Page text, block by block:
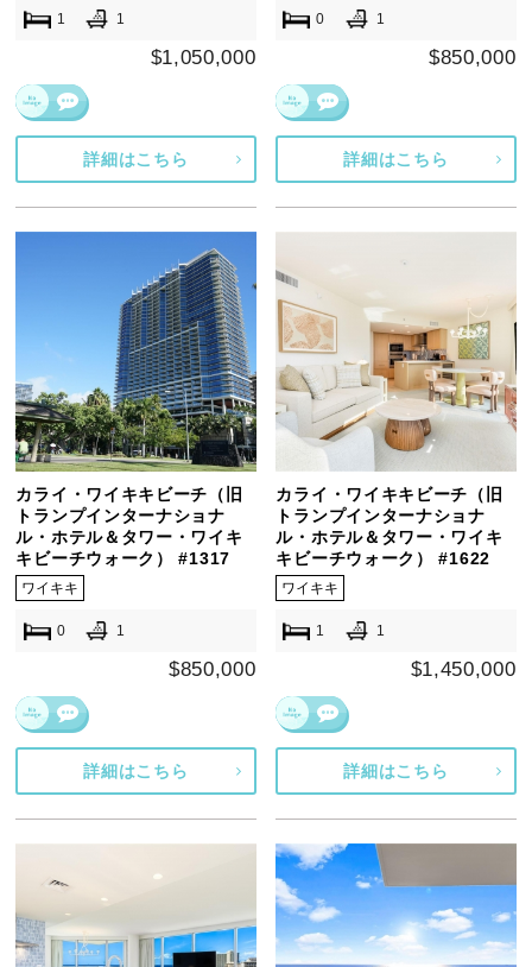
1 1
$1,050,000
詳細はこちら
0 1
$850,000
詳細はこちら
カライ・ワイキキビーチ（旧
トランプインターナショナ
ル・ホテル＆タワー・ワイキ
キビーチウォーク） #1317
ワイキキ
0 1
$850,000
詳細はこちら
カライ・ワイキキビーチ（旧
トランプインターナショナ
ル・ホテル＆タワー・ワイキ
キビーチウォーク） #1622
ワイキキ
1 1
$1,450,000
詳細はこちら